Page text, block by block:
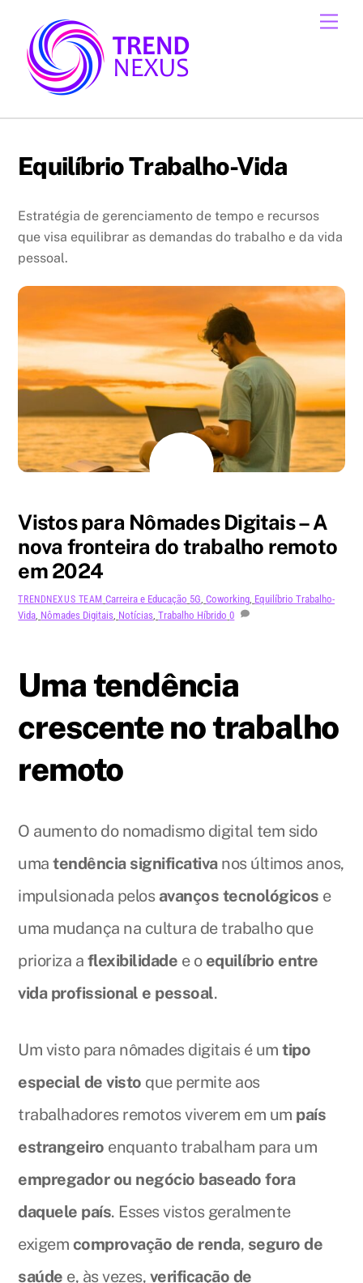
content
Equilíbrio Trabalho-Vida
Estratégia de gerenciamento de tempo e recursos
que visa equilibrar as demandas do trabalho e da vida
pessoal.
Vistos para Nômades Digitais – A
nova fronteira do trabalho remoto
em 2024
TRENDNEXUS TEAM Carreira e Educação 5G,Coworking, Equilíbrio Trabalho-
Vida, Nômades Digitais, Notícias,Trabalho Híbrido 0
Uma tendência
crescente no trabalho
remoto
O aumento do nomadismo digital tem sido
umatendência significativanos últimos anos,
impulsionada pelos avanços tecnológicos e
uma mudança na cultura de trabalho que
prioriza a flexibilidade e o equilíbrio entre
vida profissional e pessoal.
Um visto para nômades digitais é umtipo
especial de visto que permite aos
trabalhadores remotos viverem em um país
estrangeiro enquanto trabalham para um
empregador ou negócio baseado fora
daquele país. Esses vistos geralmente
exigem comprovação de renda, seguro de
saúde e, às vezes, verificação de